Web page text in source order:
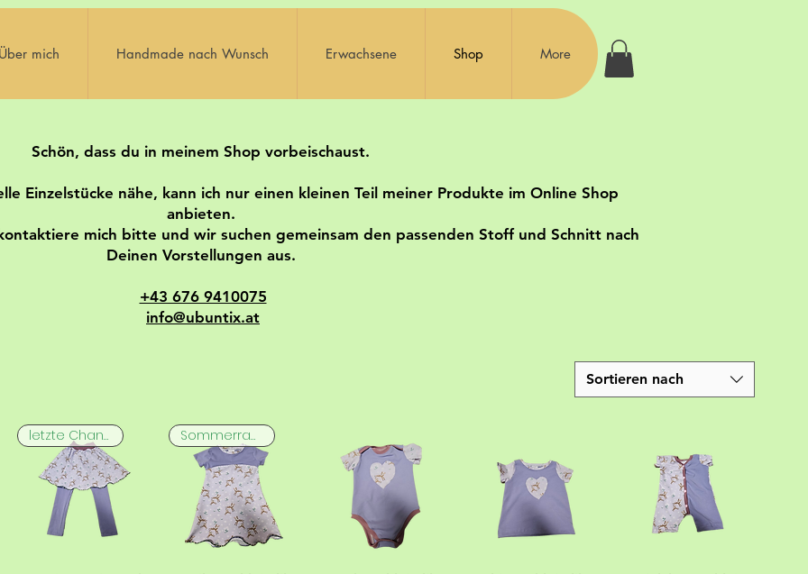
Über mich Handmade nach Wunsch Erwachsene Shop More
Schön, dass du in meinem Shop vorbeischaust.
Einzelstücke nähe, kann ich nur einen kleinen Teil meiner Produkte im Online Shop
anbieten.
mich bitte und wir suchen gemeinsam den passenden Stoff und Schnitt nach
Deinen Vorstellungen aus.
+43 676 9410075
info@ubuntix.at
Sortieren nach
letzte Chance Sommerrabatt